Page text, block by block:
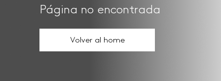
Página no encontrada
Volver al home